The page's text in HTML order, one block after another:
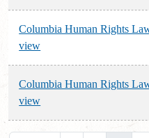
Columbia Human Rights
view
Columbia Human Rights
view